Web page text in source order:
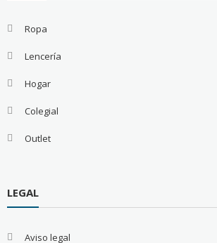
Ropa
Lencería
Hogar
Colegial
Outlet
LEGAL
Aviso legal